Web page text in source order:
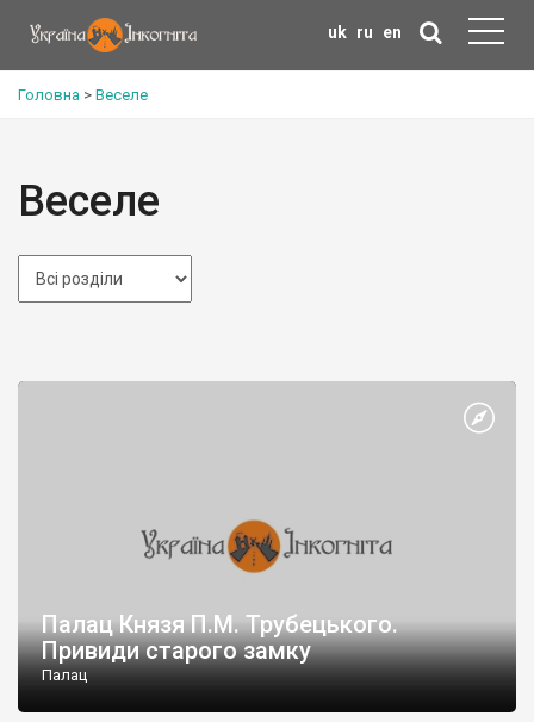
uk ru en
Головна > Веселе
Веселе
Палац Князя П.М. Трубецького.
Привиди старого замку
Палац